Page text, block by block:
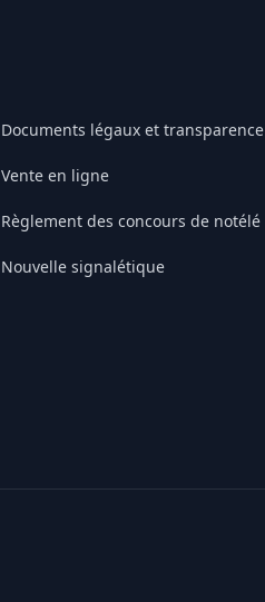
Documents légaux et transparence
Vente en ligne
Règlement des concours de notélé
Nouvelle signalétique